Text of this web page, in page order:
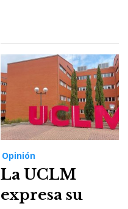
Opinión
La UCLM
expresa su